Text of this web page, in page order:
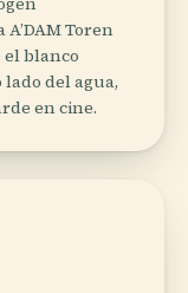
Toren
el blanco
del agua,
en cine.